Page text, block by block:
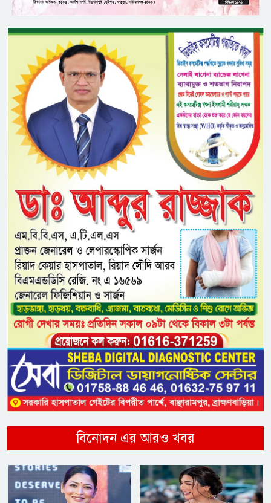
বিনোদন এর আরও খবর